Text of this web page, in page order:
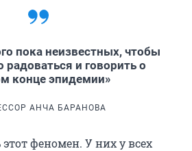
пока неизвестных, чтобы
и говорить о
конце эпидемии»
АНЧА БАРАНОВА
феномен. У них у всех